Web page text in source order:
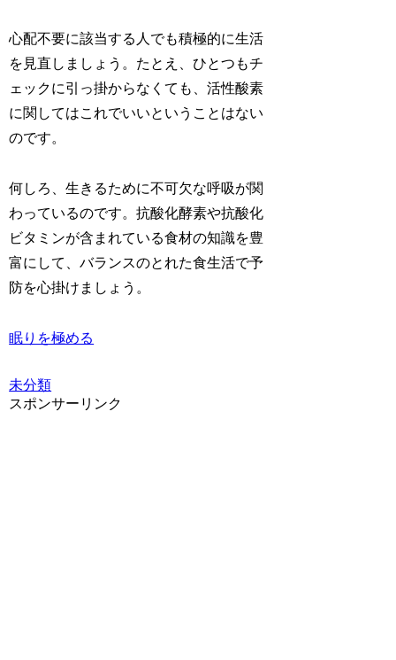
心配不要に該当する人でも積極的に生活
を見直しましょう。たとえ、ひとつもチ
ェックに引っ掛からなくても、活性酸素
に関してはこれでいいということはない
のです。
何しろ、生きるために不可欠な呼吸が関
わっているのです。抗酸化酵素や抗酸化
ビタミンが含まれている食材の知識を豊
富にして、バランスのとれた食生活で予
防を心掛けましょう。
眠りを極める
未分類
スポンサーリンク